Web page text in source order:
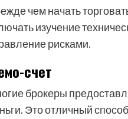
чем начать
изучение
рисками.
счет
брокеры
Это отличный